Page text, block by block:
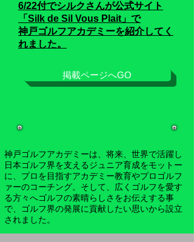
6/22付でシルクさんが公式サイト
「Silk de Sil Vous Plait」 で
神戸ゴルフアカデミーを紹介してく
れました。
掲載ページへGO
神戸ゴルフアカデミーは、将来、世界で活躍し
日本ゴルフ界を支えるジュニア育成をモットー
に、プロを目指すアカデミー教育やプロゴルフ
ァーのコーチング。そして、広くゴルフを愛す
る方々へゴルフの素晴らしさをお伝えする事
で、ゴルフ界の発展に貢献したい思いから設立
されました。